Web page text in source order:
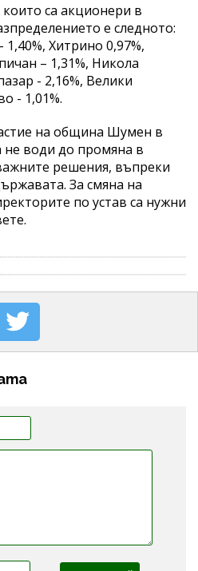
са акционери в
е следното:
Хитрино 0,97%,
– 1,31%, Никола
- 2,16%, Велики
- 1,01%.
на община Шумен в
не води до промяна в
решения, въпреки
За смяна на
по устав са нужни